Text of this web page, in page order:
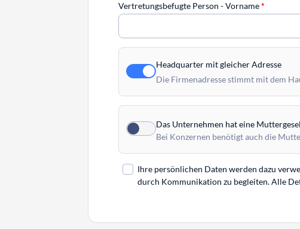
Vertretungsbefugte Person - Vorname*
Headquarter mit gleicher Adresse
Die Firmenadresse stimmt mit dem
Das Unternehmen hat eine
Bei Konzernen benötigt auch die
Ihre persönlichen Daten werden dazu
durch Kommunikation zu begleiten. Alle